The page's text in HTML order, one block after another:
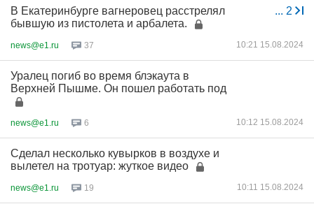
... 2
В Екатеринбурге вагнеровец расстрелял
бывшую из пистолета и арбалета.
news@e1.ru 37 10:21 15.08.2024
Уралец погиб во время блэкаута в
Верхней Пышме. Он пошел работать под
news@e1.ru 6 10:12 15.08.2024
Сделал несколько кувырков в воздухе и
вылетел на тротуар: жуткое видео
news@e1.ru 19 10:11 15.08.2024